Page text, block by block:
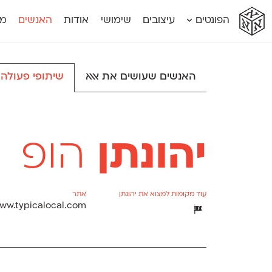
אא
אא
א
א
הפונטים עיצובים שימושי אודות האנשים
האנשים שעושים את אאא שיתופי פעולה
יהונתן הופ
עוד מקומות למצוא את יהונתן
Δ
אתר